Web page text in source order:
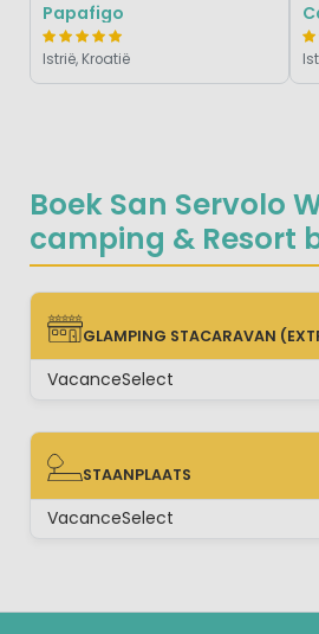
Boek San Servolo
camping & Resort
GLAMPING STACARAVAN (EXTRA
GLAMPING STACARAVAN
VacanceSelect
STAANPLAATS
STAANPLAATS
VacanceSelect
Papafigo
Istrië, Kroatië